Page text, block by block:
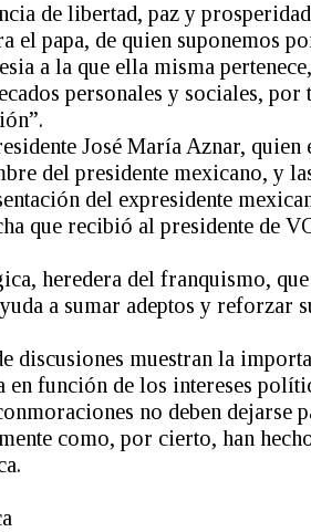
de libertad, paz y
papa, de quien suponemos
a la que ella misma
personales y sociales, por
José María Aznar,
del presidente mexicano, y
del expresidente
que recibió al presidente de
heredera del franquismo,
a sumar adeptos y reforzar
discusiones muestran la
función de los intereses
no deben dejarse
como, por cierto, han